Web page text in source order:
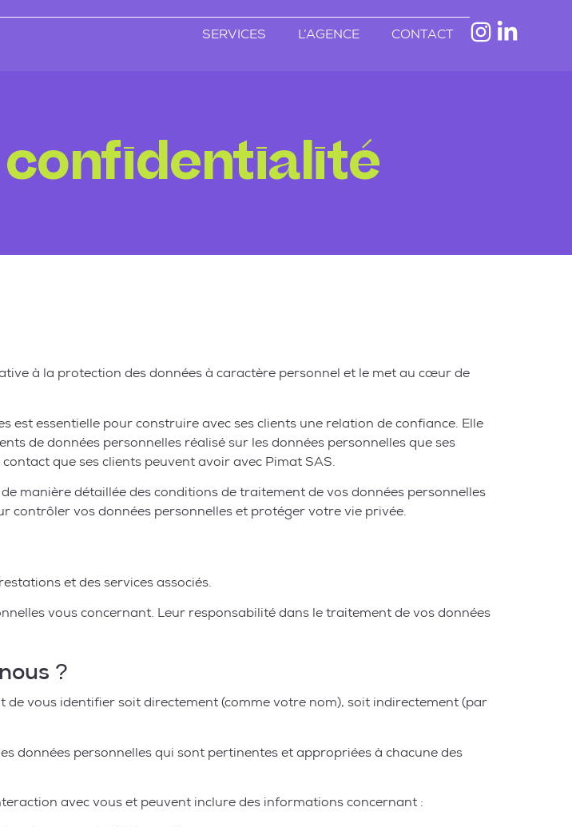
SERVICES L’AGENCE CONTACT
à la protection des données à caractère personnel et le met au cœur de
est essentielle pour construire avec ses clients une relation de confiance. Elle
de données personnelles réalisé sur les données personnelles que ses
que ses clients peuvent avoir avec Pimat SAS.
manière détaillée des conditions de traitement de vos données personnelles
contrôler vos données personnelles et protéger votre vie privée.
et des services associés.
vous concernant. Leur responsabilité dans le traitement de vos données
?
vous identifier soit directement (comme votre nom), soit indirectement (par
données personnelles qui sont pertinentes et appropriées à chacune des
avec vous et peuvent inclure des informations concernant :